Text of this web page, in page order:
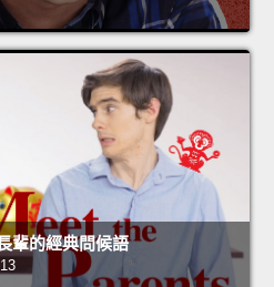
輩的經典問候語